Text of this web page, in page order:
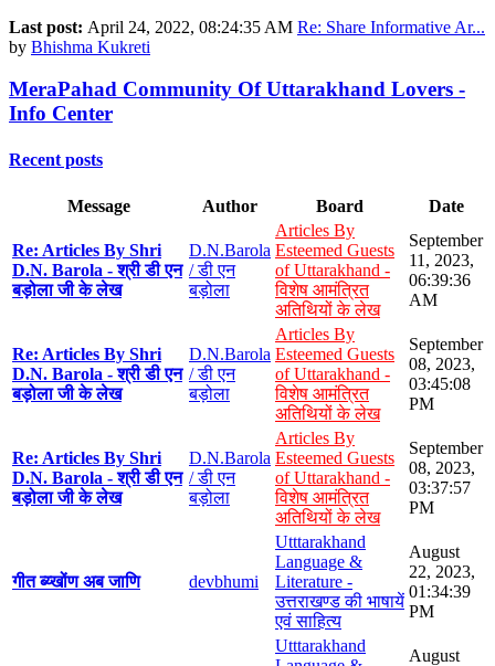
Last post: April 24, 2022, 08:24:35 AM Re: Share Informative Ar...
by Bhishma Kukreti
MeraPahad Community Of Uttarakhand Lovers -
Info Center
Recent posts
Message Author Board Date
Re: Articles By Shri
D.N. Barola - श्री डी एन
बड़ोला जी के लेख
D.N.Barola
/ डी एन
बड़ोला
Articles By
Esteemed Guests
of Uttarakhand -
विशेष आमंत्रित
अतिथियों के लेख
September
11, 2023,
06:39:36
AM
Re: Articles By Shri
D.N. Barola - श्री डी एन
बड़ोला जी के लेख
D.N.Barola
/ डी एन
बड़ोला
Articles By
Esteemed Guests
of Uttarakhand -
विशेष आमंत्रित
अतिथियों के लेख
September
08, 2023,
03:45:08
PM
Re: Articles By Shri
D.N. Barola - श्री डी एन
बड़ोला जी के लेख
D.N.Barola
/ डी एन
बड़ोला
Articles By
Esteemed Guests
of Uttarakhand -
विशेष आमंत्रित
अतिथियों के लेख
September
08, 2023,
03:37:57
PM
गीत ब्य्खोंण अब जाणि devbhumi
Utttarakhand
Language &
Literature -
उत्तराखण्ड की भाषायें
एवं साहित्य
August
22, 2023,
01:34:39
PM
Utttarakhand
August